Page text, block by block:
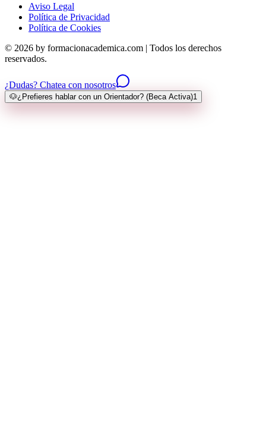
Aviso Legal
Política de Privacidad
Política de Cookies
© 2026 by formacionacademica.com | Todos los derechos
reservados.
¿Dudas? Chatea con nosotros
🐶¿Prefieres hablar con un Orientador? (Beca Activa)1